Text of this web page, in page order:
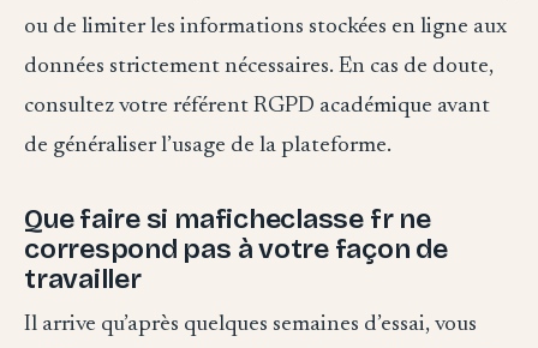
ou de limiter les informations stockées en ligne aux
données strictement nécessaires. En cas de doute,
consultez votre référent RGPD académique avant
de généraliser l’usage de la plateforme.
Que faire si maficheclasse fr ne
correspond pas à votre façon de
travailler
Il arrive qu’après quelques semaines d’essai, vous